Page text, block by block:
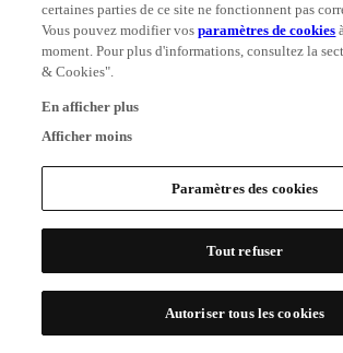
certaines parties de ce site ne fonctionnent pas
Vous pouvez modifier vosparamètres de cookies
moment. Pour plus d'informations, consultez la
& Cookies".
En afficher plus
Afficher moins
Paramètres des cookies
Tout refuser
Autoriser tous les cookies